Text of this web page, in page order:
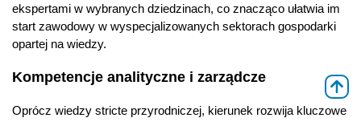
ekspertami w wybranych dziedzinach, co znacząco ułatwia im
start zawodowy w wyspecjalizowanych sektorach gospodarki
opartej na wiedzy.
Kompetencje analityczne i zarządcze
Oprócz wiedzy stricte przyrodniczej, kierunek rozwija kluczowe